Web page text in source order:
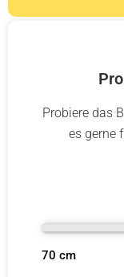
Probiere das
es gerne
70 cm